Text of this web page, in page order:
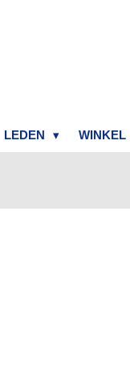
LEDEN WINKEL